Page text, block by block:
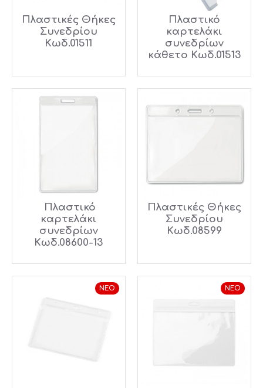
Πλαστικές Θήκες
Συνεδρίου
Κωδ.01511
Πλαστικό
καρτελάκι
συνεδρίων
κάθετο Κωδ.01513
Πλαστικό
καρτελάκι
συνεδρίων
Κωδ.08600-13
Πλαστικές Θήκες
Συνεδρίου
Κωδ.08599
ΝΈΟ ΝΈΟ